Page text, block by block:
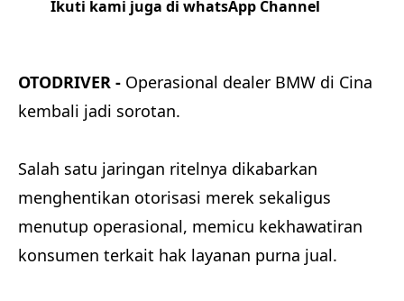
Ikuti kami juga di whatsApp Channel
OTODRIVER - Operasional dealer BMW di Cina
kembali jadi sorotan.
Salah satu jaringan ritelnya dikabarkan
menghentikan otorisasi merek sekaligus
menutup operasional, memicu kekhawatiran
konsumen terkait hak layanan purna jual.